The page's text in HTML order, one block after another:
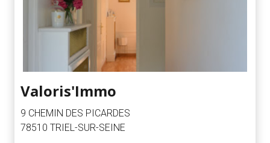
Valoris'Immo
9 CHEMIN DES PICARDES
78510 TRIEL-SUR-SEINE